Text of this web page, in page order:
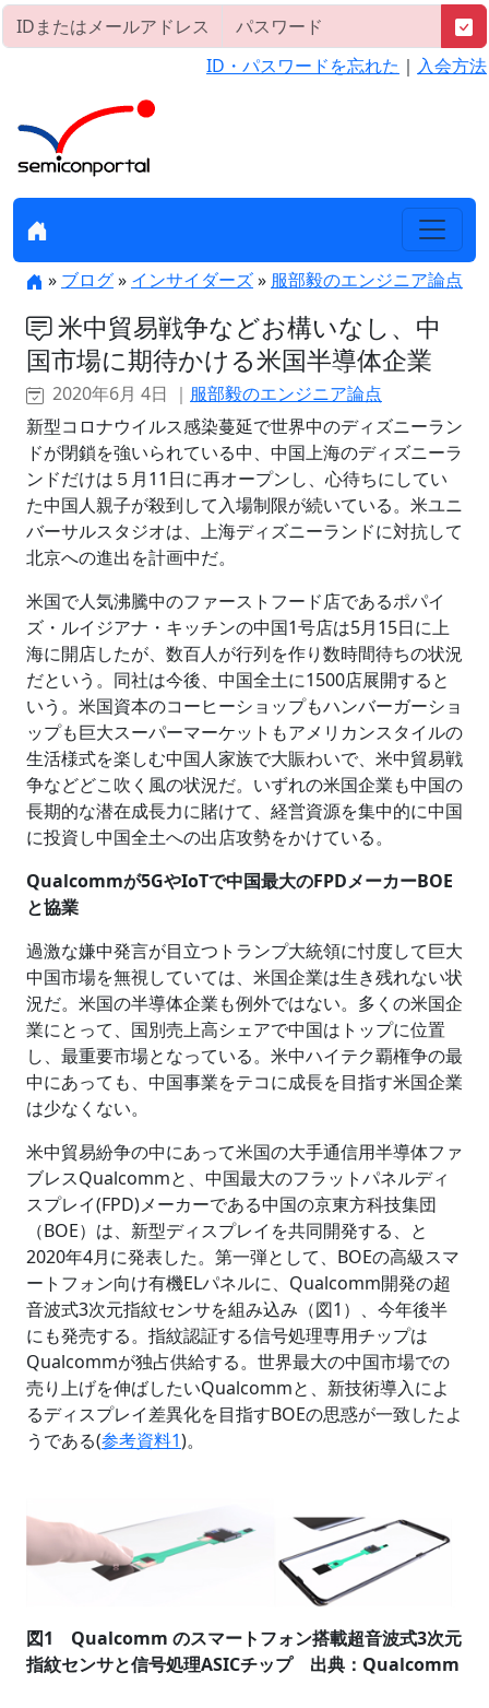
ID・パスワードを忘れた ｜ 入会方法
» ブログ» インサイダーズ» 服部毅のエンジニア論点
米中貿易戦争などお構いなし、中
国市場に期待かける米国半導体企業
2020年6月 4日 ｜ 服部毅のエンジニア論点
新型コロナウイルス感染蔓延で世界中のディズニーラン
ドが閉鎖を強いられている中、中国上海のディズニーラ
ンドだけは５月11日に再オープンし、心待ちにしてい
た中国人親子が殺到して入場制限が続いている。米ユニ
バーサルスタジオは、上海ディズニーランドに対抗して
北京への進出を計画中だ。
米国で人気沸騰中のファーストフード店であるポパイ
ズ・ルイジアナ・キッチンの中国1号店は5月15日に上
海に開店したが、数百人が行列を作り数時間待ちの状況
だという。同社は今後、中国全土に1500店展開すると
いう。米国資本のコーヒーショップもハンバーガーショ
ップも巨大スーパーマーケットもアメリカンスタイルの
生活様式を楽しむ中国人家族で大賑わいで、米中貿易戦
争などどこ吹く風の状況だ。いずれの米国企業も中国の
長期的な潜在成長力に賭けて、経営資源を集中的に中国
に投資し中国全土への出店攻勢をかけている。
Qualcommが5GやIoTで中国最大のFPDメーカーBOE
と協業
過激な嫌中発言が目立つトランプ大統領に忖度して巨大
中国市場を無視していては、米国企業は生き残れない状
況だ。米国の半導体企業も例外ではない。多くの米国企
業にとって、国別売上高シェアで中国はトップに位置
し、最重要市場となっている。米中ハイテク覇権争の最
中にあっても、中国事業をテコに成長を目指す米国企業
は少なくない。
米中貿易紛争の中にあって米国の大手通信用半導体ファ
ブレスQualcommと、中国最大のフラットパネルディ
スプレイ(FPD)メーカーである中国の京東方科技集団
（BOE）は、新型ディスプレイを共同開発する、と
2020年4月に発表した。第一弾として、BOEの高級スマ
ートフォン向け有機ELパネルに、Qualcomm開発の超
音波式3次元指紋センサを組み込み（図1）、今年後半
にも発売する。指紋認証する信号処理専用チップは
Qualcommが独占供給する。世界最大の中国市場での
売り上げを伸ばしたいQualcommと、新技術導入によ
るディスプレイ差異化を目指すBOEの思惑が一致したよ
うである(参考資料1)。
図1 Qualcomm のスマートフォン搭載超音波式3次元
指紋センサと信号処理ASICチップ 出典：Qualcomm